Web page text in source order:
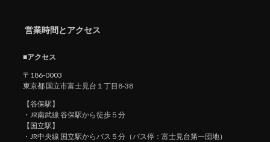
営業時間とアクセス
■アクセス
〒186-0003
東京都 国立市富士見台１丁目8-38
【谷保駅】
・JR南武線 谷保駅から徒歩５分
【国立駅】
・JR中央線 国立駅からバス５分（バス停：富士見台第一団地）